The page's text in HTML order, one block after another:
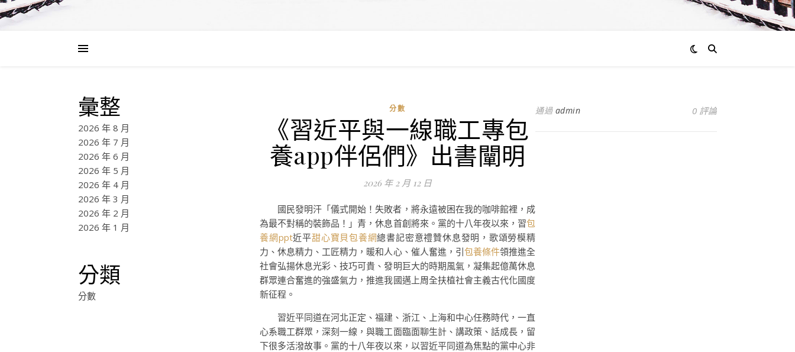
彙整
2026 年 8 月
2026 年 7 月
2026 年 6 月
2026 年 5 月
2026 年 4 月
2026 年 3 月
2026 年 2 月
2026 年 1 月
分類
分數
分數
《習近平與一線職工專包
養app伴侶們》出書闡明
2026 年 2 月 12 日
國民發明汗「儀式開始！失敗者，將永遠被困在我的咖啡館裡，成
為最不對稱的裝飾品！」青，休息首創將來。黨的十八年夜以來，習包
養網ppt近平甜心寶貝包養網總書記密意禮贊休息發明，歌頌勞模精
力、休息精力、工匠精力，暖和人心、催人奮進，引包養條件領推進全
社會弘揚休息光彩、技巧可貴、發明巨大的時期風氣，凝集起億萬休息
群眾連合奮進的強盛氣力，推進我國邁上周全扶植社會主義古代化國度
新征程。
習近平同道在河北正定、福建、浙江、上海和中心任務時代，一直
心系職工群眾，深刻一線，與職工面臨面聊生計、講政策、話成長，留
下很多活潑故事。黨的十八年夜以來，以習近平同道為焦點的黨中心非
通過 admin 0 評論